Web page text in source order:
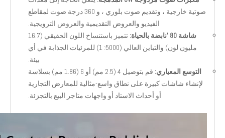
صوتية خارجية ، وتقديم صوت بلوري ، و 360 درجة صوت لمقاطع
الفيديو والعروض التقديمية والعروض الترويجية.
شاشة 80 'نابضة بالحياة:
تتميز باستنساخ اللون الحقيقي (16.7
مليون لون) والتباين العالي (5000: 1) للمرئيات الجذابة في أي
بيئة.
التوسع المعياري:
قم بتوصيل 4 (2.5 مم) أو 6 (1.86 مم) بسلاسة
لإنشاء شاشات كبيرة على نطاق واسع-مثالية للمعارض التجارية
أو أحداث الاستاد أو واجهات متاجر البيع بالتجزئة.